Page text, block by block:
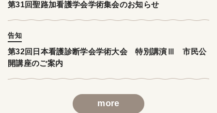
第31回聖路加看護学会学術集会のお知らせ
告知
第32回日本看護診断学会学術大会 特別講演Ⅲ 市民公
開講座のご案内
more